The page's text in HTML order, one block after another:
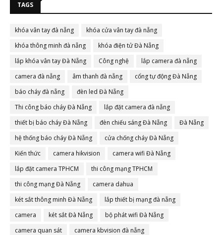
TAGS
khóa vân tay đà nẵng
khóa cửa vân tay đà nẵng
khóa thông minh đà nẵng
khóa điện tử Đà Nẵng
lắp khóa vân tay Đà Nẵng
Công nghệ
lắp camera đà nẵng
camera đà nẵng
âm thanh đà nẵng
cổng tự động Đà Nẵng
báo cháy đà nẵng
đèn led Đà Nẵng
Thi công báo cháy Đà Nẵng
lắp đặt camera đà nẵng
thiết bị báo cháy Đà Nẵng
đèn chiếu sáng Đà Nẵng
Đà Nẵng
hệ thống báo cháy Đà Nẵng
cửa chống cháy Đà Nẵng
Kiến thức
camera hikvision
camera wifi Đà Nẵng
lắp đặt camera TPHCM
thi công mạng TPHCM
thi công mạng Đà Nẵng
camera dahua
két sắt thông minh Đà Nẵng
lắp thiết bị mạng đà nẵng
camera
két sắt Đà Nẵng
bộ phát wifi Đà Nẵng
camera quan sát
camera kbvision đà nẵng